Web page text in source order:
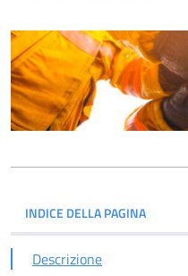
INDICE DELLA PAGINA
Descrizione